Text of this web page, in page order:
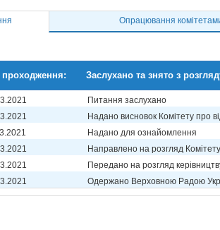
Опрацювання
проходження: Заслухано та знято з
Питання заслухано
Надано висновок Комітету про
Надано для ознайомлення
Направлено на розгляд Комітету
Передано на розгляд
Одержано Верховною Радою